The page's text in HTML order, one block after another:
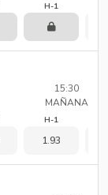
H-1
15:30
MAÑANA
H-1
1.93